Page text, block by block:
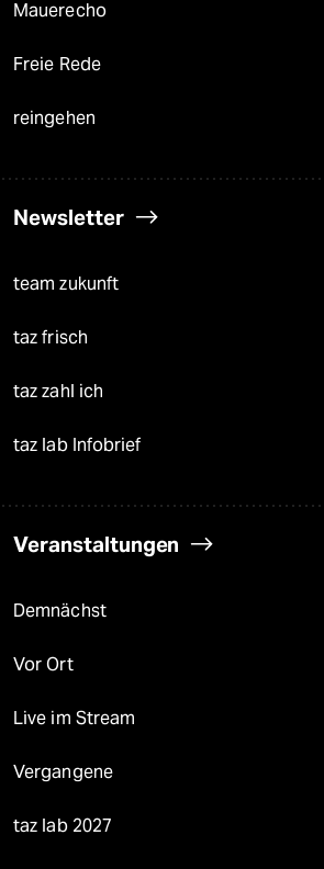
Mauerecho
Freie Rede
reingehen
Newsletter
team zukunft
taz frisch
taz zahl ich
taz lab Infobrief
Veranstaltungen
Demnächst
Vor Ort
Live im Stream
Vergangene
taz lab 2027